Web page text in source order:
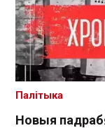
Новыя
Палітыка